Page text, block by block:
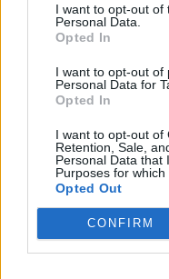
I want to opt-out of
Personal Data.
Opted In
I want to opt-out of
Personal Data for
Opted In
I want to opt-out of
Retention, Sale,
Personal Data that
Purposes for which
Opted Out
CONFIRM
645. Därmed
vettiga människor.